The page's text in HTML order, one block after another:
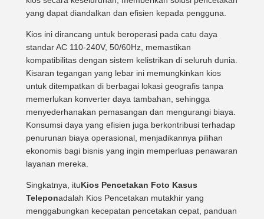
yang dapat diandalkan dan efisien kepada pengguna.
Kios ini dirancang untuk beroperasi pada catu daya
standar AC 110-240V, 50/60Hz, memastikan
kompatibilitas dengan sistem kelistrikan di seluruh dunia.
Kisaran tegangan yang lebar ini memungkinkan kios
untuk ditempatkan di berbagai lokasi geografis tanpa
memerlukan konverter daya tambahan, sehingga
menyederhanakan pemasangan dan mengurangi biaya.
Konsumsi daya yang efisien juga berkontribusi terhadap
penurunan biaya operasional, menjadikannya pilihan
ekonomis bagi bisnis yang ingin memperluas penawaran
layanan mereka.
Singkatnya, ituKios Pencetakan Foto Kasus
Teleponadalah Kios Pencetakan mutakhir yang
menggabungkan kecepatan pencetakan cepat, panduan